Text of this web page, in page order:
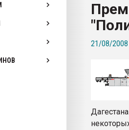
Продам отходы
поликарбоната и
Armaloy PC/ABS-
21/08/2008